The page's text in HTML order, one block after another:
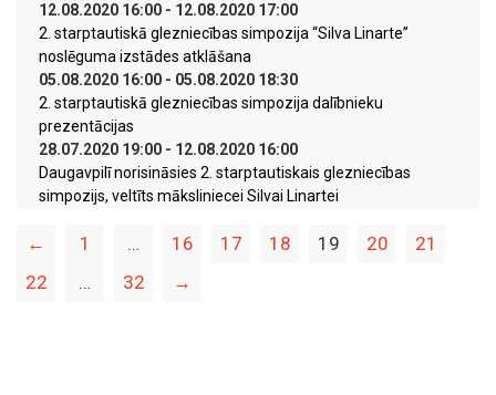
12.08.2020 16:00 - 12.08.2020 17:00
2. starptautiskā glezniecības simpozija “Silva Linarte”
noslēguma izstādes atklāšana
05.08.2020 16:00 - 05.08.2020 18:30
2. starptautiskā glezniecības simpozija dalībnieku
prezentācijas
28.07.2020 19:00 - 12.08.2020 16:00
Daugavpilī norisināsies 2. starptautiskais glezniecības
simpozijs, veltīts māksliniecei Silvai Linartei
← 1 … 16 17 18 19 20
21
22
… 32 →